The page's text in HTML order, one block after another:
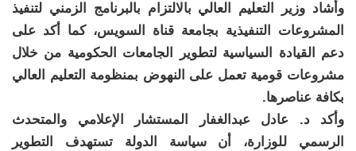
وأشاد وزير التعليم العالي بالالتزام بالبرنامج الزمني لتنفيذ
المشروعات التنفيذية بجامعة قناة السويس، كما أكد على
دعم القيادة السياسية لتطوير الجامعات الحكومية من خلال
مشروعات قومية تعمل على النهوض بمنظومة التعليم العالي
بكافة عناصرها.
وأكد د. عادل عبدالغفار المستشار الإعلامي والمتحدث
الرسمي للوزارة، أن سياسة الدولة تستهدف التطوير